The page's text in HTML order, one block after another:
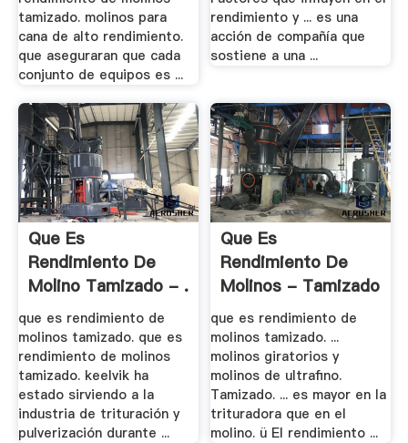
tamizado. molinos para
cana de alto rendimiento.
que aseguraran que cada
conjunto de equipos es ...
rendimiento y ... es una
acción de compañía que
sostiene a una ...
Que Es
Rendimiento De
Molino Tamizado - .
que es rendimiento de
molinos tamizado. que es
rendimiento de molinos
tamizado. keelvik ha
estado sirviendo a la
industria de trituración y
pulverización durante ...
Que Es
Rendimiento De
Molinos - Tamizado
- China .
que es rendimiento de
molinos tamizado. ...
molinos giratorios y
molinos de ultrafino.
Tamizado. ... es mayor en la
trituradora que en el
molino. ü El rendimiento ...